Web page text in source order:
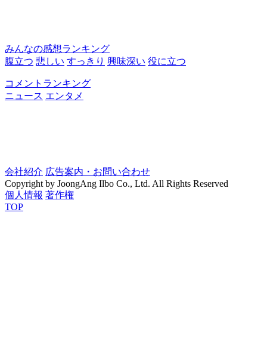
みんなの感想ランキング
腹立つ 悲しい すっきり 興味深い 役に立つ
コメントランキング
ニュース エンタメ
会社紹介 広告案内・お問い合わせ
Copyright by JoongAng Ilbo Co., Ltd. All Rights Reserved
個人情報 著作権
TOP